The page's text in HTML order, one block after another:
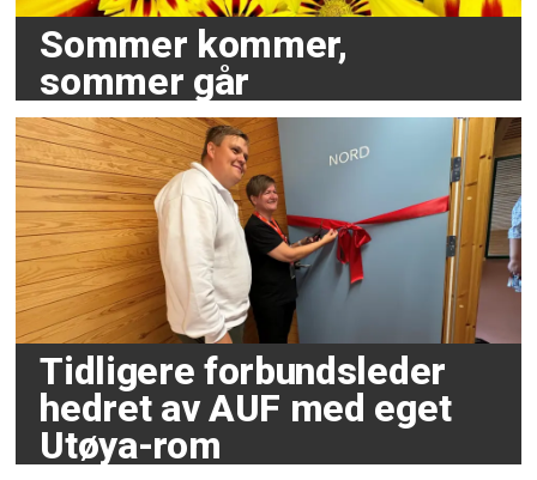
Sommer kommer,
sommer går
Tidligere forbundsleder
hedret av AUF med eget
Utøya-rom